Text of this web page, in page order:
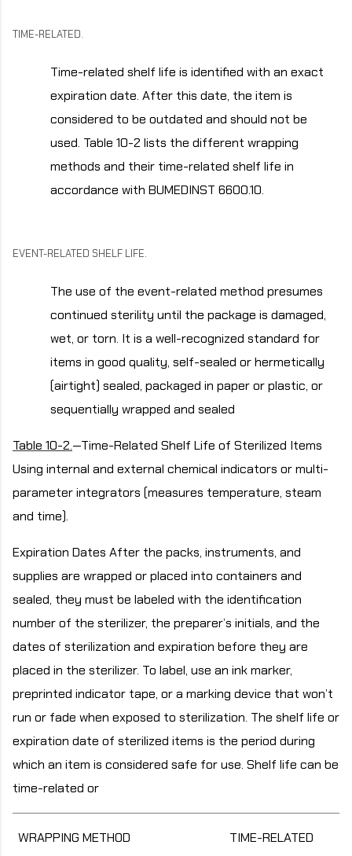
TIME-RELATED.
Time-related shelf life is identified with an exact
expiration date. After this date, the item is
considered to be outdated and should not be
used. Table 10-2 lists the different wrapping
methods and their time-related shelf life in
accordance with BUMEDINST 6600.10.
EVENT-RELATED SHELF LIFE.
The use of the event-related method presumes
continued sterility until the package is damaged,
wet, or torn. It is a well-recognized standard for
items in good quality, self-sealed or hermetically
(airtight) sealed, packaged in paper or plastic, or
sequentially wrapped and sealed
Table 10-2.—Time-Related Shelf Life of Sterilized Items
Using internal and external chemical indicators or multi-
parameter integrators (measures temperature, steam
and time).
Expiration Dates After the packs, instruments, and
supplies are wrapped or placed into containers and
sealed, they must be labeled with the identification
number of the sterilizer, the preparer’s initials, and the
dates of sterilization and expiration before they are
placed in the sterilizer. To label, use an ink marker,
preprinted indicator tape, or a marking device that won’t
run or fade when exposed to sterilization. The shelf life or
expiration date of sterilized items is the period during
which an item is considered safe for use. Shelf life can be
time-related or
WRAPPING METHOD
TIME-RELATED